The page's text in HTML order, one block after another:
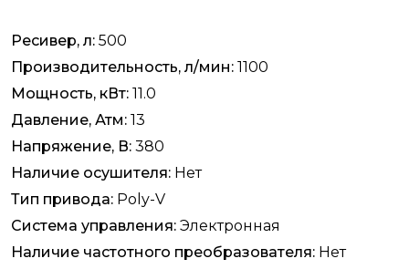
Ресивер, л: 500
Производительность, л/мин: 1100
Мощность, кВт: 11.0
Давление, Атм: 13
Напряжение, В: 380
Наличие осушителя: Нет
Тип привода: Poly-V
Система управления: Электронная
Наличие частотного преобразователя: Нет